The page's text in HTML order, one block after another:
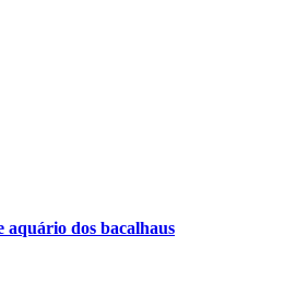
dos bacalhaus